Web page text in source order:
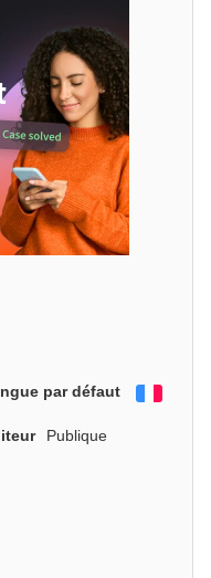
par défaut
Publique